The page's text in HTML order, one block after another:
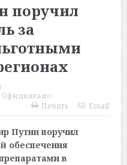
поручил
за
Официально
Печать
Email
Путин поручил
обеспечения
в